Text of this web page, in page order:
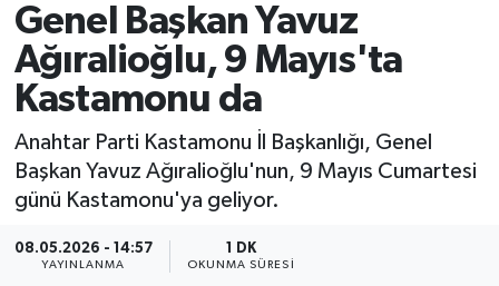
Genel Başkan Yavuz
Ağıralioğlu, 9 Mayıs'ta
Kastamonu da
Anahtar Parti Kastamonu İl Başkanlığı, Genel
Başkan Yavuz Ağıralioğlu'nun, 9 Mayıs Cumartesi
günü Kastamonu'ya geliyor.
08.05.2026 - 14:57
YAYINLANMA
1 DK
OKUNMA SÜRESI
Araç Haberleri
Azdavay Haberleri
Bozkurt Haberleri